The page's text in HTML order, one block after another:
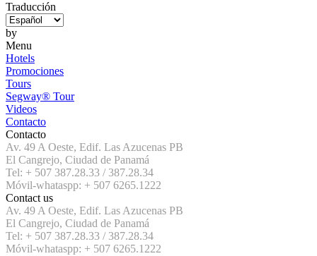
Traducción
by
Menu
Hotels
Promociones
Tours
Segway® Tour
Videos
Contacto
Contacto
Av. 49 A Oeste, Edif. Las Azucenas PB
El Cangrejo, Ciudad de Panamá
Tel: + 507 387.28.33 / 387.28.34
Móvil-whataspp: + 507 6265.1222
Contact us
Av. 49 A Oeste, Edif. Las Azucenas PB
El Cangrejo, Ciudad de Panamá
Tel: + 507 387.28.33 / 387.28.34
Móvil-whataspp: + 507 6265.1222